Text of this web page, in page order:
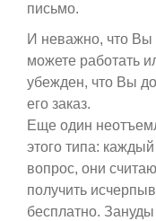
письмо.
И неважно, что Вы
можете работать
убежден, что Вы
его заказ.
Еще один
этого типа:
вопрос, они
получить
бесплатно.